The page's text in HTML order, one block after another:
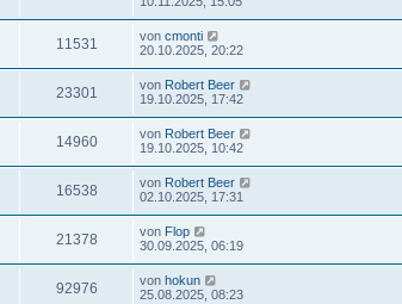
11531 von cmonti
20.10.2025, 20:22
23301 von Robert Beer
19.10.2025, 17:42
14960 von Robert Beer
19.10.2025, 10:42
16538 von Robert Beer
02.10.2025, 17:31
21378 von Flop
30.09.2025, 06:19
92976 von hokun
25.08.2025, 08:23